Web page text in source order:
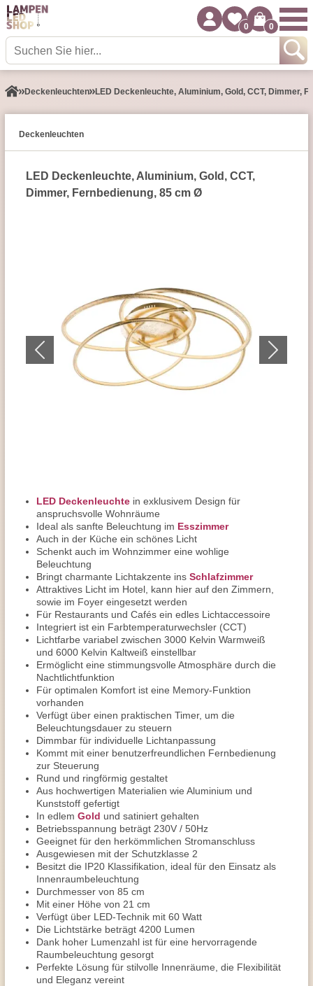
0 0
Decken­leuchten LED Deckenleuchte, Aluminium, Gold, CCT, Dimmer,
Decken­leuchten
LED Deckenleuchte, Aluminium, Gold, CCT,
Dimmer, Fernbedienung, 85 cm Ø
LED Deckenleuchte in exklusivem Design für
anspruchsvolle Wohnräume
Ideal als sanfte Beleuchtung im Esszimmer
Auch in der Küche ein schönes Licht
Schenkt auch im Wohnzimmer eine wohlige
Beleuchtung
Bringt charmante Lichtakzente ins Schlafzimmer
Attraktives Licht im Hotel, kann hier auf den Zimmern,
sowie im Foyer eingesetzt werden
Für Restaurants und Cafés ein edles Lichtaccessoire
Integriert ist ein Farbtemperaturwechsler (CCT)
Lichtfarbe variabel zwischen 3000 Kelvin Warmweiß
und 6000 Kelvin Kaltweiß einstellbar
Ermöglicht eine stimmungsvolle Atmosphäre durch die
Nachtlichtfunktion
Für optimalen Komfort ist eine Memory-Funktion
vorhanden
Verfügt über einen praktischen Timer, um die
Beleuchtungsdauer zu steuern
Dimmbar für individuelle Lichtanpassung
Kommt mit einer benutzerfreundlichen Fernbedienung
zur Steuerung
Rund und ringförmig gestaltet
Aus hochwertigen Materialien wie Aluminium und
Kunststoff gefertigt
In edlem Gold und satiniert gehalten
Betriebsspannung beträgt 230V / 50Hz
Geeignet für den herkömmlichen Stromanschluss
Ausgewiesen mit der Schutzklasse 2
Besitzt die IP20 Klassifikation, ideal für den Einsatz als
Innenraumbeleuchtung
Durchmesser von 85 cm
Mit einer Höhe von 21 cm
Verfügt über LED-Technik mit 60 Watt
Die Lichtstärke beträgt 4200 Lumen
Dank hoher Lumenzahl ist für eine hervorragende
Raumbeleuchtung gesorgt
Perfekte Lösung für stilvolle Innenräume, die Flexibilität
und Eleganz vereint